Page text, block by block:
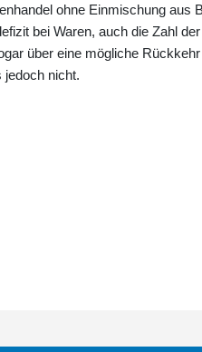
ohne Einmischung
bei Waren, auch die Zahl
über eine mögliche
jedoch nicht.